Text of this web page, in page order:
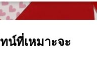
น์ที่เหมาะจะ